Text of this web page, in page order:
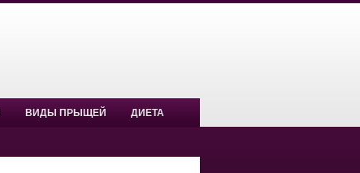
ВИДЫ ПРЫЩЕЙ ДИЕТА